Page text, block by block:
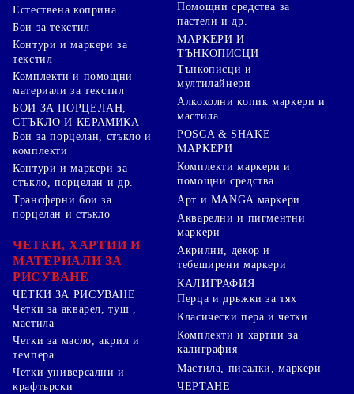
Естествена коприна
Бои за текстил
Контури и маркери за
текстил
Комплекти и помощни
материали за текстил
БОИ ЗА ПОРЦЕЛАН,
СТЪКЛО И КЕРАМИКА
Бои за порцелан, стъкло и
комплекти
Контури и маркери за
стъкло, порцелан и др.
Трансферни бои за
порцелан и стъкло
ЧЕТКИ, ХАРТИИ И
МАТЕРИАЛИ ЗА
РИСУВАНЕ
ЧЕТКИ ЗА РИСУВАНЕ
Четки за акварел, туш ,
мастила
Четки за масло, акрил и
темпера
Четки универсални и
крафтърски
Помощни средства за
пастели и др.
МАРКЕРИ И
ТЪНКОПИСЦИ
Тънкописци и
мултилайнери
Алкохолни копик маркери и
мастила
POSCA & SHAKE
МАРКЕРИ
Комплекти маркери и
помощни средства
Арт и MANGA маркери
Акварелни и пигментни
маркери
Акрилни, декор и
тебеширени маркери
КАЛИГРАФИЯ
Перца и дръжки за тях
Класически пера и четки
Комплекти и хартии за
калиграфия
Мастила, писалки, маркери
ЧЕРТАНЕ